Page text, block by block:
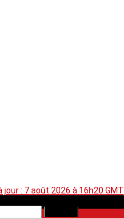
jour : 7 août 2026 à 16h20 GMT